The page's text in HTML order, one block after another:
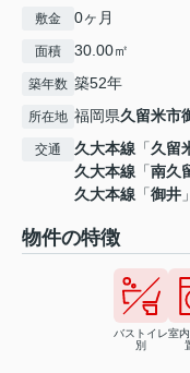
敷金 0ヶ月
面積 30.00㎡
築年数 築52年
所在地 福岡県久留米市
交通 久大本線 「久留
久大本線 「南久
久大本線 「御井
物件の特徴
バストイレ
別
室